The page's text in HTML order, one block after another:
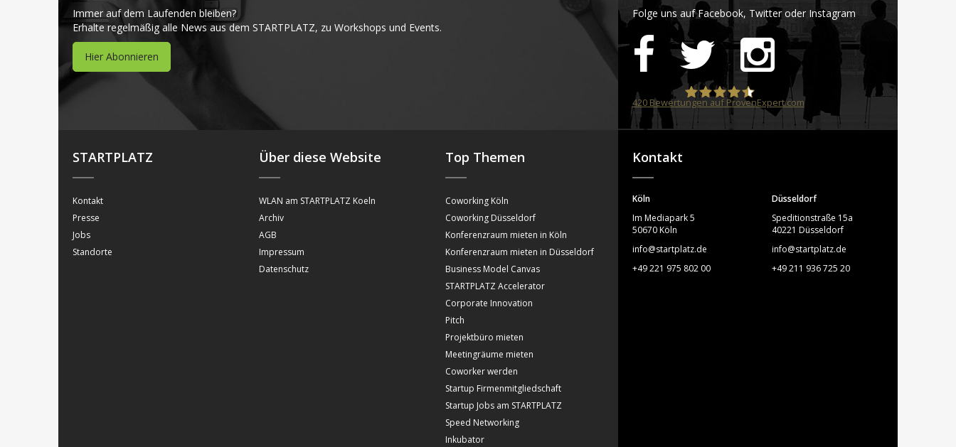
Immer auf dem Laufenden bleiben?
Erhalte regelmäßig alle News aus dem STARTPLATZ, zu Workshops und Events.
Hier Abonnieren
Folge uns auf Facebook, Twitter oder Instagram
STARTPLATZ
420Bewertungen auf ProvenExpert.com
STARTPLATZ
Kontakt
Presse
Jobs
Standorte
Über diese Website
WLAN am STARTPLATZ Koeln
Archiv
AGB
Impressum
Datenschutz
Top Themen
Coworking Köln
Coworking Düsseldorf
Konferenzraum mieten in Köln
Konferenzraum mieten in Düsseldorf
Business Model Canvas
STARTPLATZ Accelerator
Corporate Innovation
Pitch
Projektbüro mieten
Meetingräume mieten
Coworker werden
Startup Firmenmitgliedschaft
Startup Jobs am STARTPLATZ
Speed Networking
Inkubator
Kontakt
Köln
Im Mediapark 5
50670 Köln
info@startplatz.de
+49 221 975 802 00
Düsseldorf
Speditionstraße 15a
40221 Düsseldorf
info@startplatz.de
+49 211 936 725 20